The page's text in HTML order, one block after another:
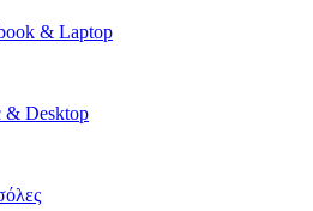
& Laptop
& Desktop